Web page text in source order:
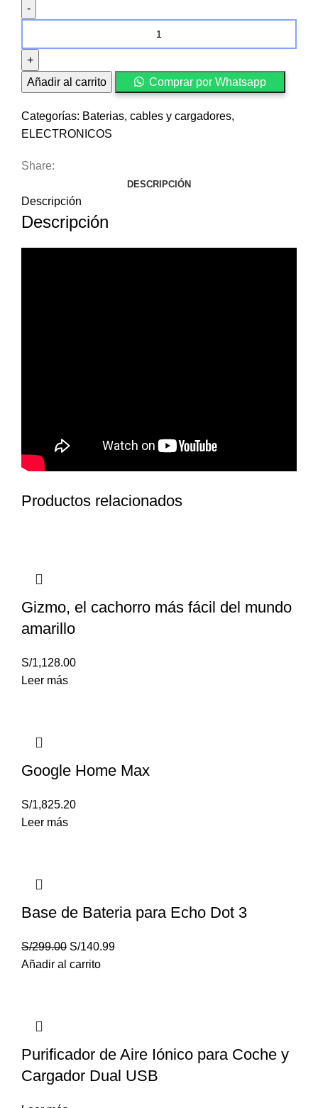
de
Bateria
Nitecore
Añadir al carrito Comprar por Whatsapp
Categorías: Baterias, cables y cargadores,
ELECTRONICOS
Share:
DESCRIPCIÓN
Descripción
Descripción
Productos relacionados
Gizmo, el cachorro más fácil del mundo
amarillo
S/1,128.00
Leer más
Google Home Max
S/1,825.20
Leer más
Base de Bateria para Echo Dot 3
S/299.00 S/140.99
Añadir al carrito
Purificador de Aire Iónico para Coche y
Cargador Dual USB